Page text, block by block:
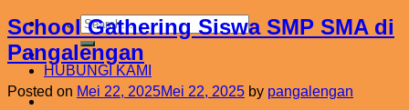
HUBUNGI KAMI
School Gathering Siswa SMP SMA di
Pangalengan
Posted on Mei 22, 2025Mei 22, 2025 by pangalengan